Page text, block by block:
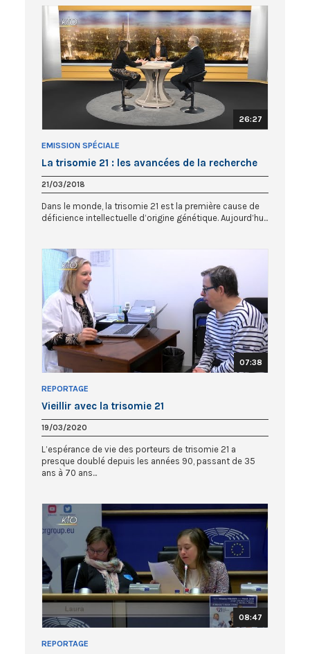
26:27
EMISSION SPÉCIALE
La trisomie 21 : les avancées de la recherche
21/03/2018
Dans le monde, la trisomie 21 est la première cause de
déficience intellectuelle d’origine génétique. Aujourd’hu...
07:38
REPORTAGE
Vieillir avec la trisomie 21
19/03/2020
L’espérance de vie des porteurs de trisomie 21 a
presque doublé depuis les années 90, passant de 35
ans à 70 ans...
08:47
REPORTAGE